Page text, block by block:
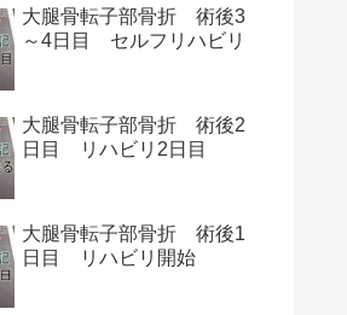
大腿骨転子部骨折 術後3
～4日目 セルフリハビリ
大腿骨転子部骨折 術後2
日目 リハビリ2日目
大腿骨転子部骨折 術後1
日目 リハビリ開始